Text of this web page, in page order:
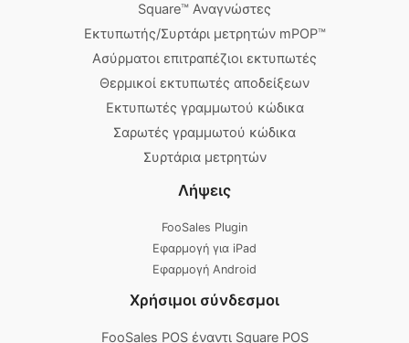
Square™ Αναγνώστες
Εκτυπωτής/Συρτάρι μετρητών mPOP™
Ασύρματοι επιτραπέζιοι εκτυπωτές
Θερμικοί εκτυπωτές αποδείξεων
Εκτυπωτές γραμμωτού κώδικα
Σαρωτές γραμμωτού κώδικα
Συρτάρια μετρητών
Λήψεις
FooSales Plugin
Εφαρμογή για iPad
Εφαρμογή Android
Χρήσιμοι σύνδεσμοι
FooSales POS έναντι Square POS